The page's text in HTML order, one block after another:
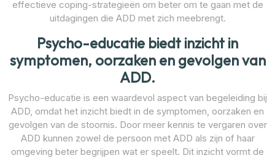
effectieve coping-strategieën om beter om te gaan met de
uitdagingen die ADD met zich meebrengt.
Psycho-educatie biedt inzicht in
symptomen, oorzaken en gevolgen van
ADD.
Psycho-educatie is een waardevol aspect van begeleiding bij
ADD, omdat het inzicht biedt in de symptomen, oorzaken en
gevolgen van de stoornis. Door meer kennis te vergaren over
ADD kunnen zowel de persoon met ADD als zijn of haar
omgeving beter begrijpen wat er speelt. Dit inzicht vormt de